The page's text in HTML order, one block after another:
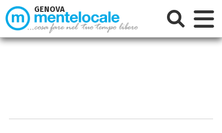
GENOVA